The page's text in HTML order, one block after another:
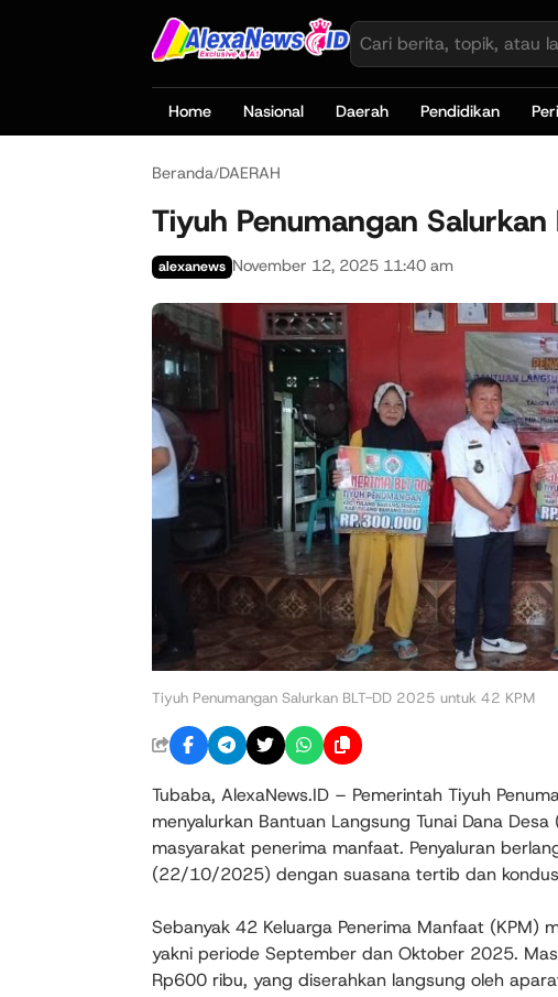
Home Nasional Daerah Pendidikan
Beranda/DAERAH
Tiyuh Penumangan
alexanews November 12, 2025 11:40 am
Tiyuh Penumangan Salurkan BLT-DD 2025 untuk 42 KPM
Tubaba, AlexaNews.ID – Pemerintah Tiyuh
menyalurkan Bantuan Langsung Tunai Dana
masyarakat penerima manfaat. Penyaluran
(22/10/2025) dengan suasana tertib dan
Sebanyak 42 Keluarga Penerima Manfaat (KPM)
yakni periode September dan Oktober 2025.
Rp600 ribu, yang diserahkan langsung oleh